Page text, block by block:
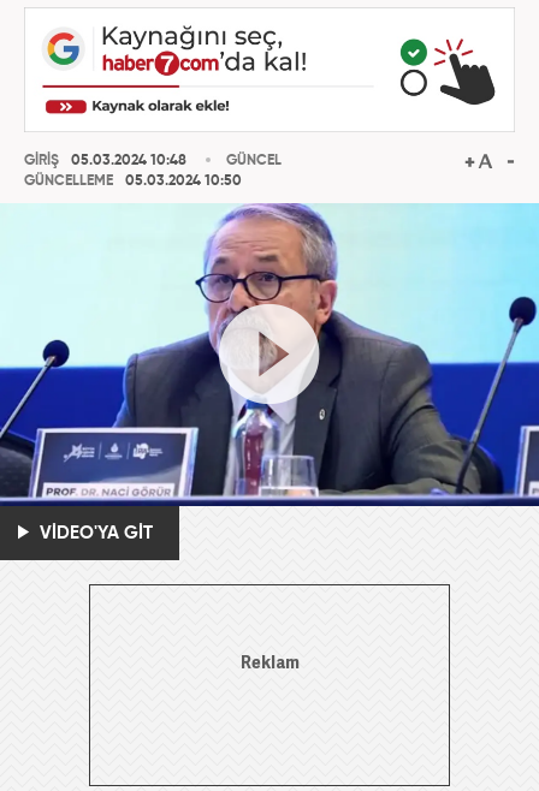
GİRİŞ
05.03.2024 10:48
GÜNCELLEME
05.03.2024 10:50
GÜNCEL
VİDEO'YA GİT